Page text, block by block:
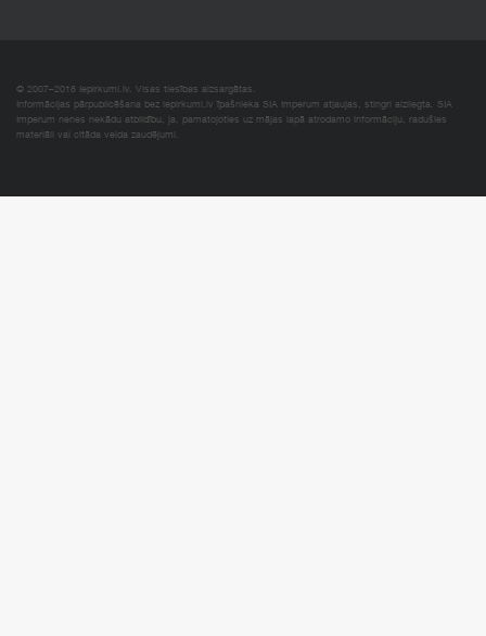
© 2007–2018 Iepirkumi.lv. Visas tiesības aizsargātas.
Informācijas pārpublicēšana bez iepirkumi.lv īpašnieka SIA Imperum atļaujas, stingri aizliegta. SIA
Imperum nenes nekādu atbildību, ja, pamatojoties uz mājas lapā atrodamo informāciju, radušies
materiāli vai citāda veida zaudējumi.